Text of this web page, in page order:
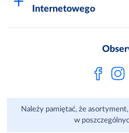
Inspektor Ochrony
Metro AG
Sprawozdanie
Polskie Skarby
Zgody marketingowe
FAQ
Jak kupować w
Regulaminy Klienta
Regulaminy akcji
Aplikacje mobilne
Internetowego
Należy pamiętać, że
w